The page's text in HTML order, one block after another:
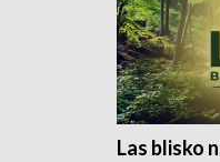
Las blisko